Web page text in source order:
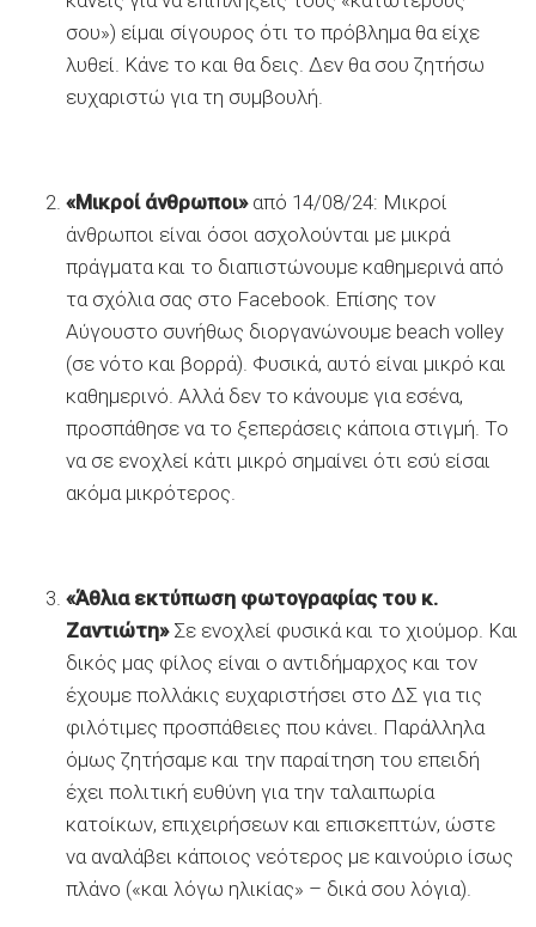
σου») είμαι σίγουρος ότι το πρόβλημα θα είχε
λυθεί. Κάνε το και θα δεις. Δεν θα σου ζητήσω
ευχαριστώ για τη συμβουλή.
«Μικροί άνθρωποι»από 14/08/24: Μικροί
άνθρωποι είναι όσοι ασχολούνται με μικρά
πράγματα και το διαπιστώνουμε καθημερινά από
τα σχόλια σας στο Facebook. Επίσης τον
Αύγουστο συνήθως διοργανώνουμε beach volley
(σε νότο και βορρά). Φυσικά, αυτό είναι μικρό και
καθημερινό. Αλλά δεν το κάνουμε για εσένα,
προσπάθησε να το ξεπεράσεις κάποια στιγμή. Το
να σε ενοχλεί κάτι μικρό σημαίνει ότι εσύ είσαι
ακόμα μικρότερος.
«Άθλια εκτύπωση φωτογραφίας του κ.
Ζαντιώτη»Σε ενοχλεί φυσικά και το χιούμορ. Και
δικός μας φίλος είναι ο αντιδήμαρχος και τον
έχουμε πολλάκις ευχαριστήσει στο ΔΣ για τις
φιλότιμες προσπάθειες που κάνει. Παράλληλα
όμως ζητήσαμε και την παραίτηση του επειδή
έχει πολιτική ευθύνη για την ταλαιπωρία
κατοίκων, επιχειρήσεων και επισκεπτών, ώστε
να αναλάβει κάποιος νεότερος με καινούριο ίσως
πλάνο («και λόγω ηλικίας» – δικά σου λόγια).